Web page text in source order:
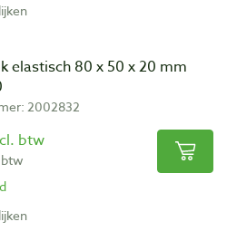
elastisch 80 x 50 x 20 mm
2002832
btw